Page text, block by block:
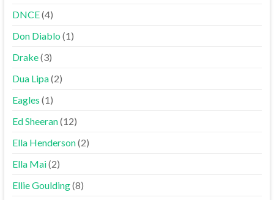
DNCE(4)
Don Diablo(1)
Drake(3)
Dua Lipa(2)
Eagles (1)
Ed Sheeran(12)
Ella Henderson(2)
Ella Mai(2)
Ellie Goulding(8)